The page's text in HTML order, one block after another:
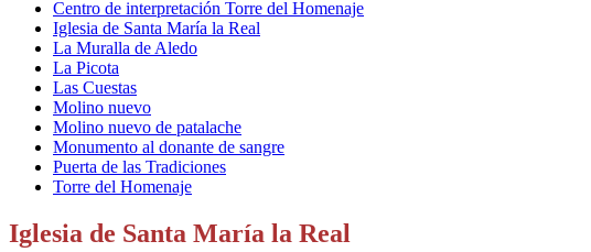
Centro de interpretación Torre del Homenaje
Iglesia de Santa María la Real
La Muralla de Aledo
La Picota
Las Cuestas
Molino nuevo
Molino nuevo de patalache
Monumento al donante de sangre
Puerta de las Tradiciones
Torre del Homenaje
Iglesia de Santa María la Real